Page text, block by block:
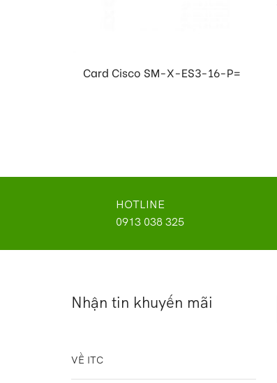
Card Cisco SM-X-ES3-16-P=
HOTLINE
0913 038 325
Nhận tin khuyến mãi
VỀ ITC